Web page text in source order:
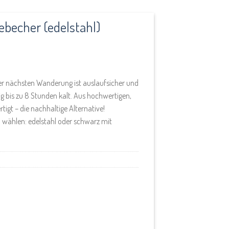
(edelstahl)
nächsten Wanderung ist auslaufsicher und
bis zu 8 Stunden kalt. Aus hochwertigen,
– die nachhaltige Alternative!
edelstahl oder schwarz mit